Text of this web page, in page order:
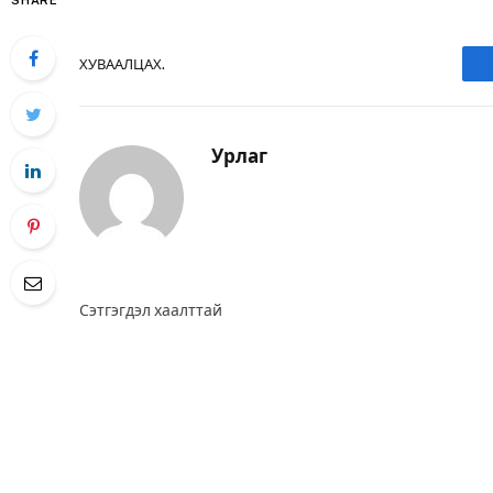
ХУВААЛЦАХ.
Урлаг
Сэтгэгдэл хаалттай